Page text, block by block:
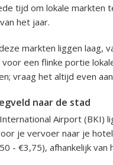
tijd om lokale markten
het jaar.
markten liggen laag,
een flinke portie
vraag het altijd even
naar de stad
Airport (BKI)
je vervoer naar je
- €3,75), afhankelijk van